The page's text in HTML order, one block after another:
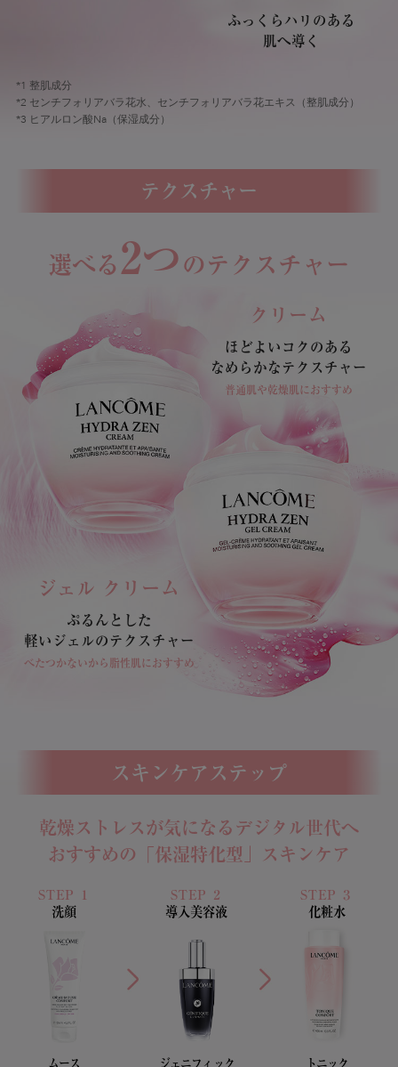
ふっくらハリのある
肌へ導く
*1 整肌成分
*2 センチフォリアバラ花水、センチフォリアバラ花エキス（整肌成分）
*3 ヒアルロン酸Na（保湿成分）
テクスチャー
選べる 2つ のテクスチャー
クリーム
ほどよいコクのある
​なめらかな テクスチャー
普通肌や乾燥肌におすすめ
ジェル クリーム
ぷるんとした​
軽いジェルのテクスチャー
べたつかないから脂性肌におすすめ
スキンケアステップ
乾燥ストレスが気になるデジタル世代へ
おすすめの 「保湿特化型」スキンケア
STEP １
洗顔
ムース
STEP ２
導入美容液
ジェニフィック
STEP ３
化粧水
トニック